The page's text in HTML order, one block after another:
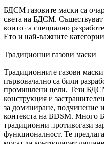
БДСМ газовите маски са
света на БДСМ. Съществуват
които са специално
Ето и най-важните
Традиционни газови маски
Традиционните газови
първоначално са били
промишлени цели. Тези БДСМ
конструкция и
за доминиране, подчинение
контекста на BDSM. Много
традиционни противогази
функционалност. Те